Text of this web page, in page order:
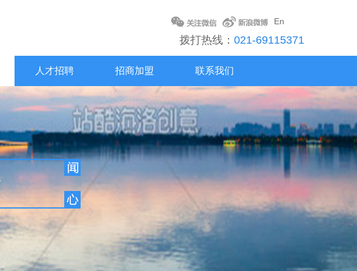
En
拨打热线： 021-69115371
人才招聘 招商加盟 联系我们